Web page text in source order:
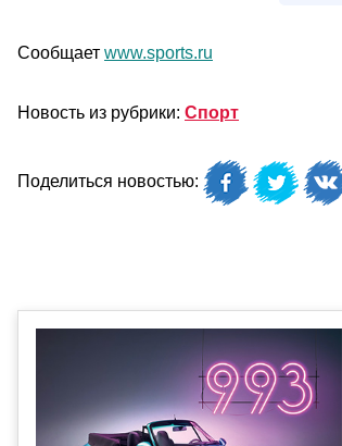
Сообщает www.sports.ru
Новость из рубрики: Спорт
Поделиться новостью: